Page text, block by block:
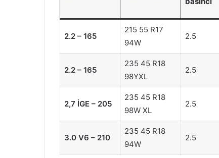
2.2 – 165
215 55 R17
94W
2.5
2.2 – 165
235 45 R18
98YXL
2.5
2,7 İGE – 205
235 45 R18
98W XL
2.5
3.0 V6 – 210
235 45 R18
94W
2.5